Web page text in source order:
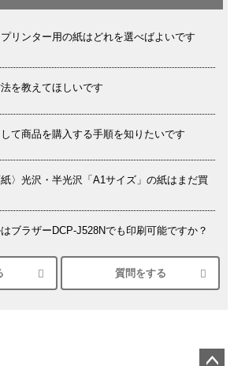
リンター用の紙はどれを選べばよいです
を教えてほしいです
て商品を購入する手順を知りたいです
〉光沢・半光沢「A1サイズ」の紙はまだ買
ブラザーDCP-J528Nでも印刷可能ですか？
ーにEPSON EP-30VAで印刷するときの設定
質問をする